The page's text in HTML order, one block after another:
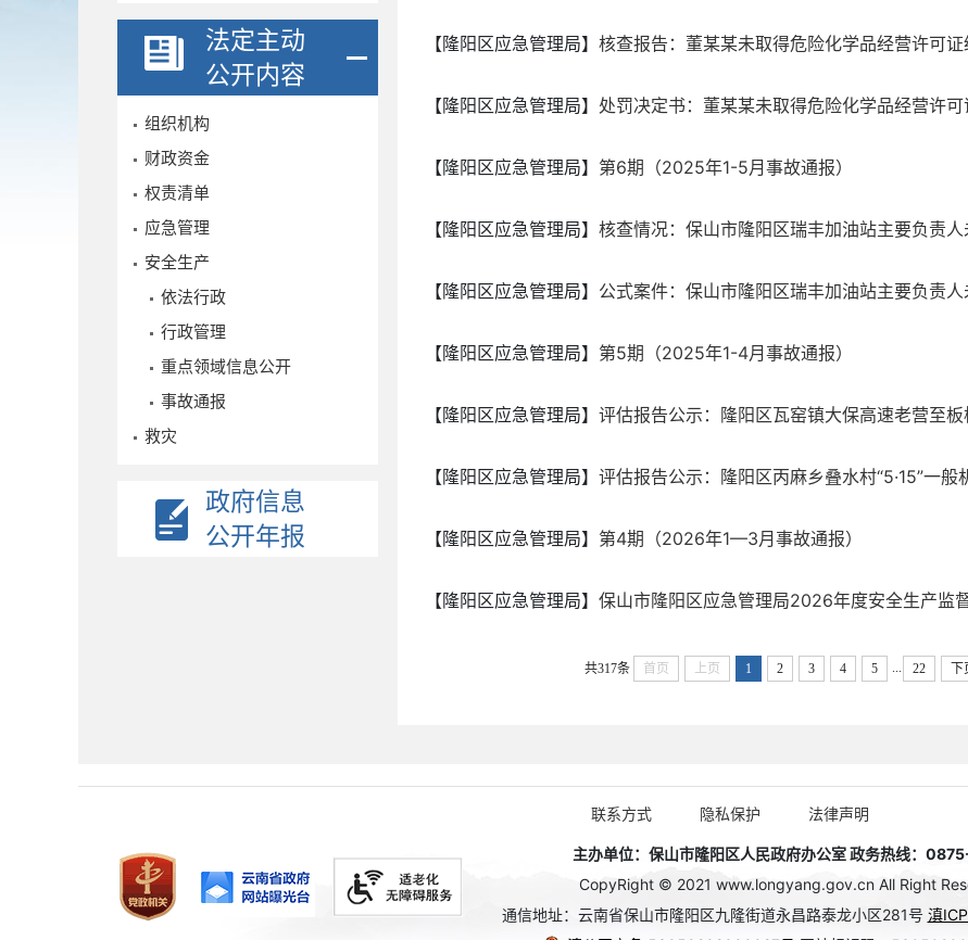
法定主动
公开内容
组织机构
财政资金
权责清单
应急管理
安全生产
依法行政
行政管理
重点领域信息公开
事故通报
救灾
政府信息
公开年报
【隆阳区应急管理局】 核查报告：董某某未取得危险化学品经营许可
【隆阳区应急管理局】 处罚决定书：董某某未取得危险化学品经营许
【隆阳区应急管理局】 第6期（2025年1-5月事故通报）
【隆阳区应急管理局】 核查情况：保山市隆阳区瑞丰加油站主要负责
【隆阳区应急管理局】 公式案件：保山市隆阳区瑞丰加油站主要负责
【隆阳区应急管理局】 第5期（2025年1-4月事故通报）
【隆阳区应急管理局】 评估报告公示：隆阳区瓦窑镇大保高速老营至
【隆阳区应急管理局】 评估报告公示：隆阳区丙麻乡叠水村“5·15”一般
【隆阳区应急管理局】 第4期（2026年1—3月事故通报）
【隆阳区应急管理局】 保山市隆阳区应急管理局2026年度安全生产监
共317条 首页 上页 1 2 3 4 5 22
联系方式 隐私保护 法律声明
主办单位：保山市隆阳区人民政府办公室 政务热线：
CopyRight © 2021 www.longyang.gov.cn All Right
通信地址：云南省保山市隆阳区九隆街道永昌路泰龙小区281号 滇